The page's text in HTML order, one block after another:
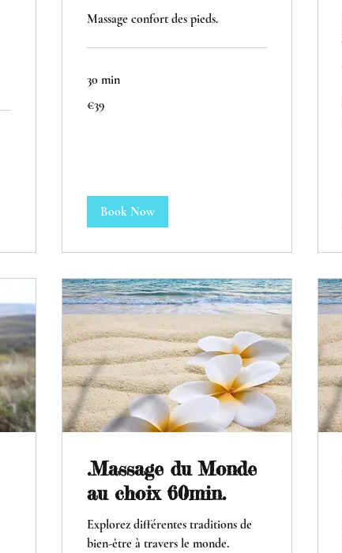
Massage confort des pieds.
30 min
euros
€39
Book Now
.Massage du Monde
au choix 60min.
Explorez différentes traditions de
bien-être à travers le monde.